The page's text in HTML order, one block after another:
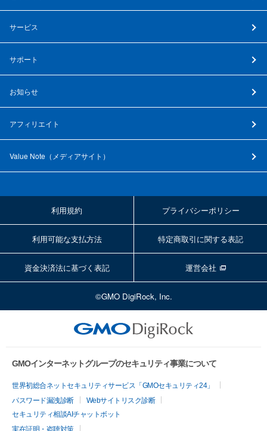
サービス
サポート
お知らせ
アフィリエイト
Value Note（ メディアサイト ）
利用規約 プライバシーポリシー
利用可能な支払方法 特定商取引に関する表記
資金決済法に基づく表記 運営会社
©GMO DigiRock, Inc.
GMOインターネットグループのセキュリティ事業について
世界初総合ネットセキュリティサービス「GMOセキュリティ24」
パスワード漏洩診断
Webサイトリスク診断
セキュリティ相談AIチャットボット
実在証明・盗聴対策